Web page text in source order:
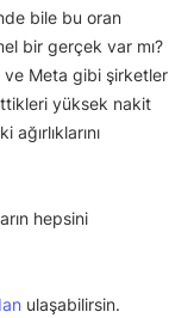
bile bu oran
bir gerçek var mı?
Meta gibi şirketler
yüksek nakit
hepsini
ulaşabilirsin.